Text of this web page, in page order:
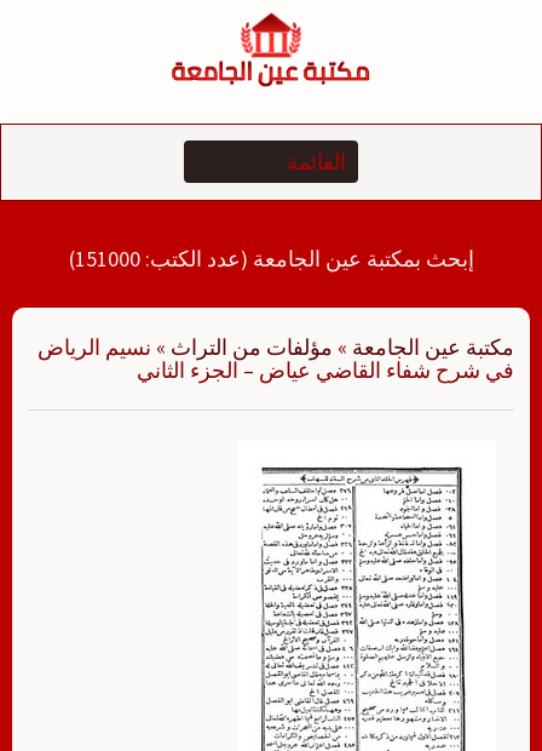
إبحث بمكتبة عين الجامعة (عدد الكتب: 151000)
مكتبة عين الجامعة » مؤلفات من التراث » نسيم الرياض
في شرح شفاء القاضي عياض – الجزء الثاني